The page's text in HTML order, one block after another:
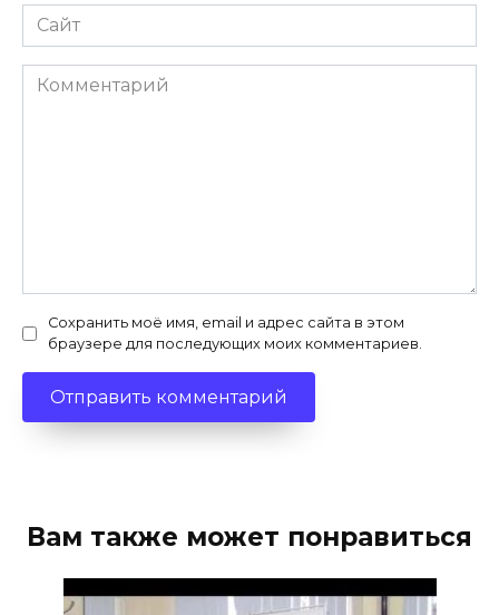
Сайт
Комментарий
Сохранить моё имя, email и адрес сайта в этом
браузере для последующих моих комментариев.
Вам также может понравиться